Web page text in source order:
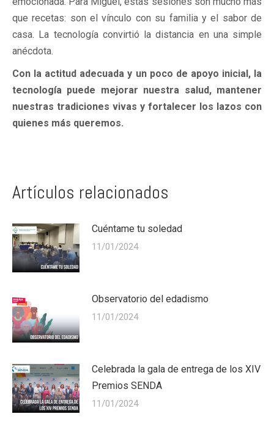
que recetas: son el vínculo con su familia y el sabor de
casa. La tecnología convirtió la distancia en una simple
anécdota.
Con la actitud adecuada y un poco de apoyo inicial, la
tecnología puede mejorar nuestra salud, mantener
nuestras tradiciones vivas y fortalecer los lazos con
quienes más queremos.
Artículos relacionados
Cuéntame tu soledad
11/01/2024
Observatorio del edadismo
11/01/2024
Celebrada la gala de entrega de los XIV
Premios SENDA
11/01/2024